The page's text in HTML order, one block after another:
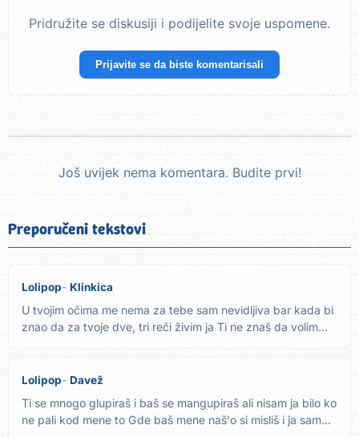
Pridružite se diskusiji i podijelite svoje uspomene.
Prijavite se da biste komentarisali
Još uvijek nema komentara. Budite prvi!
Preporučeni tekstovi
Lolipop Klinkica
U tvojim očima me nema za tebe sam nevidljiva bar kada bi
znao da za tvoje dve, tri reči živim ja Ti ne znaš da volim...
Lolipop Davež
Ti se mnogo glupiraš i baš se mangupiraš ali nisam ja bilo ko
ne pali kod mene to Gde baš mene naš'o si misliš i ja sam...